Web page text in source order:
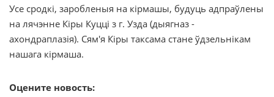
Усе сродкі, заробленыя на кірмашы, будуць адпраўлены
на лячэнне Кіры Куцці з г. Узда (дыягназ -
ахондраплазія). Сям'я Кіры таксама стане ўдзельнікам
нашага кірмаша.
Оцените новость: